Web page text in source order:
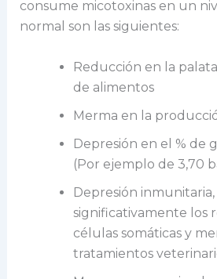
consume micotoxinas en un
normal son las siguientes:
Reducción en la
de alimentos
Merma en la
Depresión en el % de
(Por ejemplo de 3,70
Depresión
significativamente los
células somáticas y
tratamientos